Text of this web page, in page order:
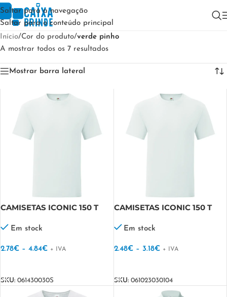
Saltar para a navegação
Saltar para o conteúdo principal
Início/Cor do produto/verde pinho
A mostrar todos os 7 resultados
Mostrar barra lateral
CAMISETAS ICONIC 150 T
Em stock
2.78€ – 4.84€ + IVA
SKU: 061430030S
CAMISETAS ICONIC 150 T
Em stock
2.48€ – 3.18€ + IVA
SKU: 061023030104